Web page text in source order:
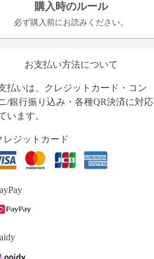
購入時のルール
必ず購入前にお読みください。
お支払い方法について
払いは、クレジットカード・コン
/銀行振り込み・各種QR決済に対応
います。
レジットカード